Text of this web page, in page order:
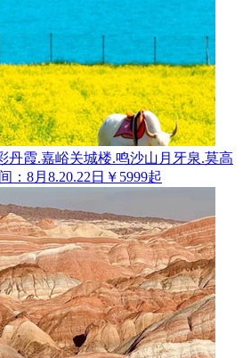
丹霞.嘉峪关城楼.鸣沙山月牙泉.莫高
：8月8.20.22日 ￥5999起